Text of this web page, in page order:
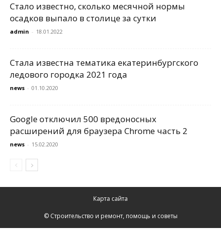
Стало известно, сколько месячной нормы
осадков выпало в столице за сутки
admin - 18.01.2022
Стала известна тематика екатеринбургского
ледового городка 2021 года
news - 01.10.2020
Google отключил 500 вредоносных
расширений для браузера Chrome часть 2
news - 15.02.2020
Карта сайта
© Строительство и ремонт, помощь и советы